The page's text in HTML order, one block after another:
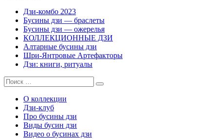
Дзи-комбо 2023
Бусины дзи — браслеты
Бусины дзи — ожерелья
КОЛЛЕКЦИОННЫЕ ДЗИ
Алтарные бусины дзи
Шри-Янтровые Артефакторы
Дзи: книги, ритуалы
О коллекции
Дзи-клуб
Про бусины дзи
Виды бусин дзи
Видео о бусинах дзи